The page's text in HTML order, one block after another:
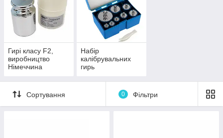
Гирі класу F2,
виробництво
Німеччина
Набір
калібрувальних
гирь
Сортування 0 Фільтри